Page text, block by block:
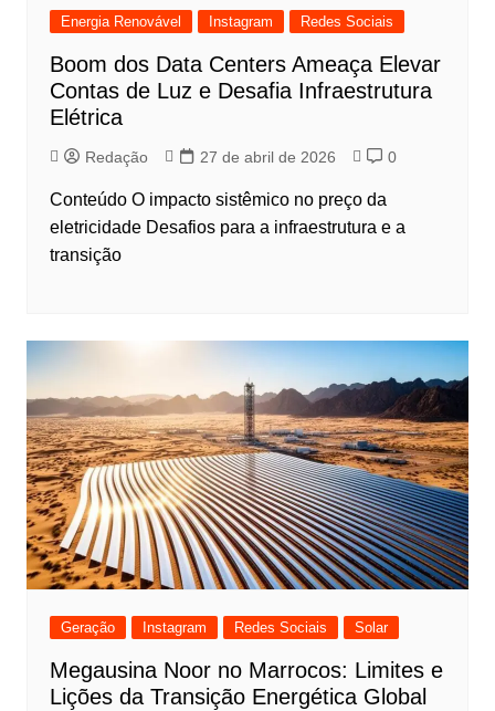
Energia Renovável Instagram Redes Sociais
Boom dos Data Centers Ameaça Elevar
Contas de Luz e Desafia Infraestrutura
Elétrica
Redação 27 de abril de 2026 0
Conteúdo O impacto sistêmico no preço da
eletricidade Desafios para a infraestrutura e a
transição
Geração Instagram Redes Sociais Solar
Megausina Noor no Marrocos: Limites e
Lições da Transição Energética Global